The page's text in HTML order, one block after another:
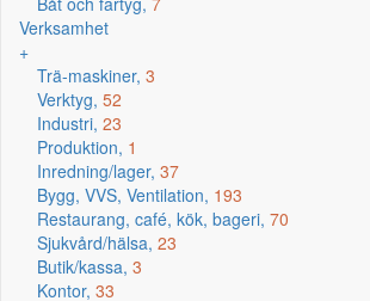
Verksamhet
+
Trä-maskiner, 3
Verktyg, 52
Industri, 23
Produktion, 1
Inredning/lager, 37
Bygg, VVS, Ventilation, 193
Restaurang, café, kök, bageri, 70
Sjukvård/hälsa, 23
Butik/kassa, 3
Kontor, 33